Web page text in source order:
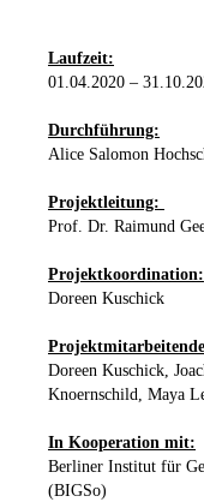
Laufzeit:
01.04.2020 –
Durchführung:
Alice Salomon
Projektleitung:
Prof. Dr. Raimund
Projektkoordination:
Doreen Kuschick
Doreen Kuschick,
Knoernschild, Maya
In Kooperation mit:
Berliner Institut für
(BIGSo)